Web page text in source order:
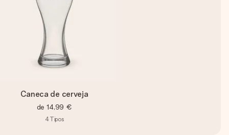
Caneca de cerveja
de 14,99 €
4Tipos